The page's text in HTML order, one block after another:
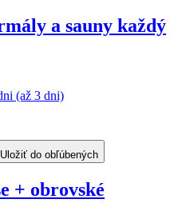
a sauny každý
(až 3 dni)
Uložiť do obľúbených
+ obrovské